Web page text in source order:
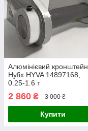
Алюмінієвий кронштейн
Hyfix HYVA 14897168,
0.25-1.6 т
2 860 ₴ 3 000 ₴
Купити